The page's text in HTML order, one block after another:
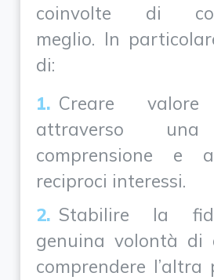
coinvolte di
meglio. In
di:
Creare valore
attraverso una
comprensione e
reciproci interessi.
Stabilire la
genuina volontà di
comprendere